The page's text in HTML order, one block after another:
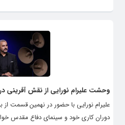
وحشت علیرام نورایی از نقش
علیرام نورایی با حضور در نهمین قسمت از
دوران کاری خود و سینمای دفاع مقدس